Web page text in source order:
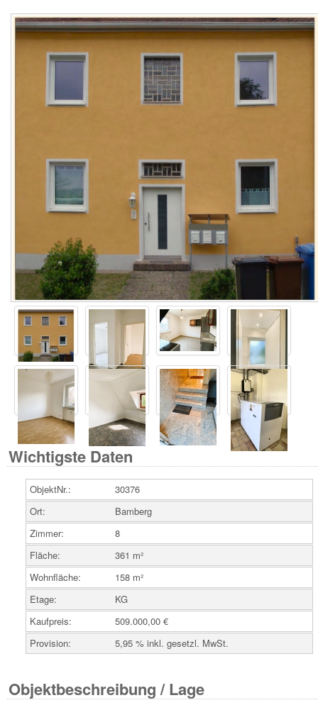
Wichtigste Daten
ObjektNr.:
30376
Ort:
Bamberg
Zimmer:
8
Fläche:
361 m²
Wohnfläche:
158 m²
Etage:
KG
Kaufpreis:
509.000,00 €
Provision:
5,95 % inkl. gesetzl. MwSt.
Objektbeschreibung / Lage